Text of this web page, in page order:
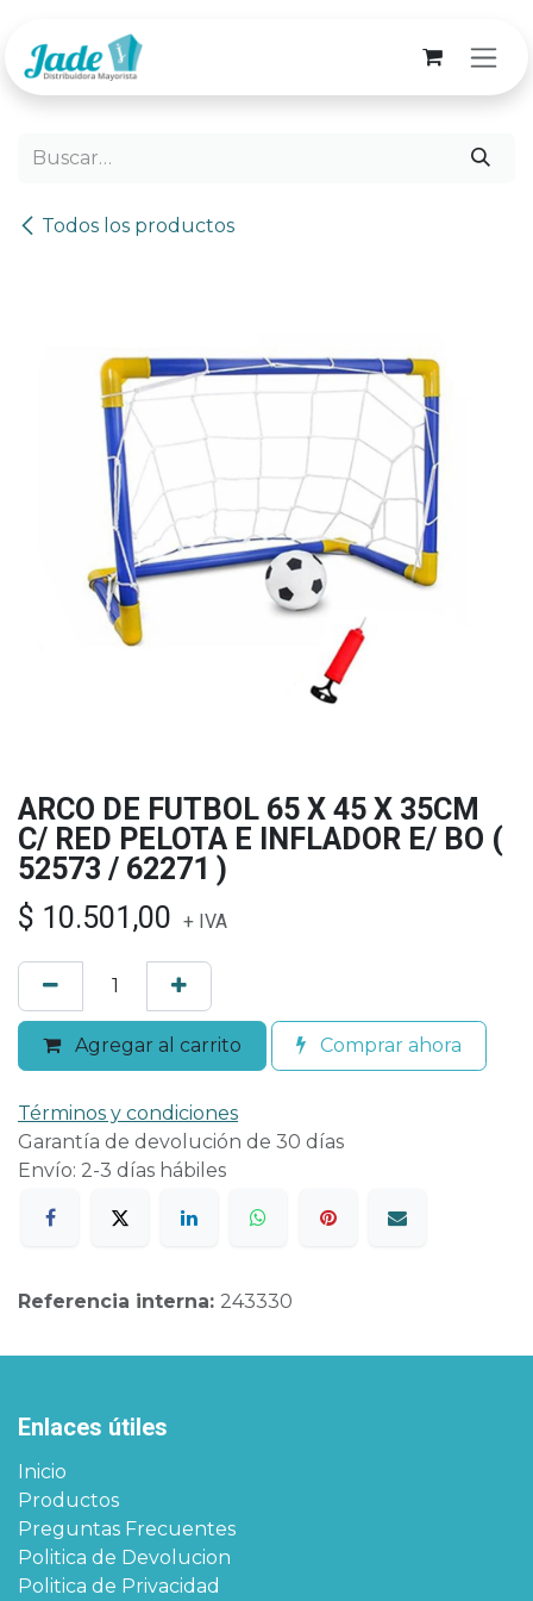
Todos los productos
ARCO DE FUTBOL 65 X 45 X 35CM
C/ RED PELOTA E INFLADOR E/ BO (
52573 / 62271 )
$ 10.501,00 + IVA
Agregar al carrito Comprar ahora
Términos y condiciones
Garantía de devolución de 30 días
Envío: 2-3 días hábiles
Referencia interna: 243330
Enlaces útiles
Inicio
Productos
Preguntas Frecuentes
Politica de Devolucion
Politica de Privacidad